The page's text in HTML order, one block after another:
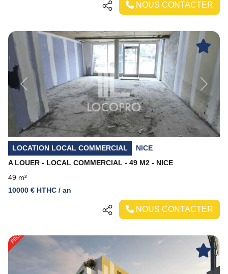
NOUS CONTACTER
Previous Next
LOCATION LOCAL COMMERCIAL
NICE
A LOUER - LOCAL COMMERCIAL - 49 M2 - NICE
49 m²
10000 € HTHC / an
NOUS CONTACTER